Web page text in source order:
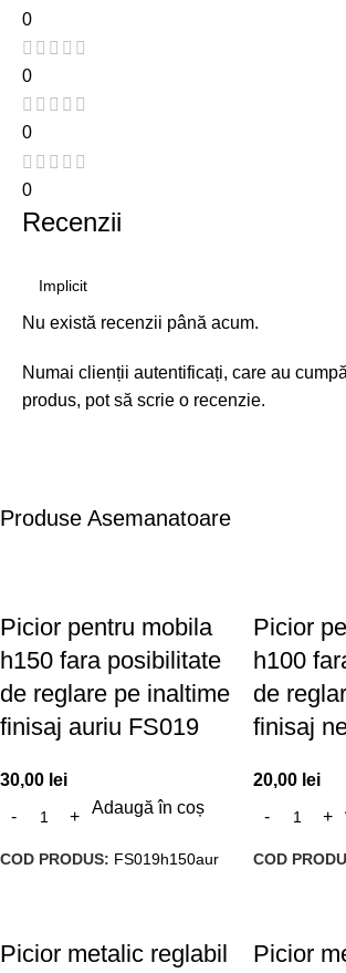
0
0
0
0
Recenzii
Nu există recenzii până acum.
Numai clienții autentificați, care au
produs, pot să scrie o recenzie.
Produse Asemanatoare
Picior pentru mobila
h150 fara posibilitate
de reglare pe inaltime
finisaj auriu FS019
30,00 lei
Adaugă în coș
COD PRODUS: FS019h150aur
Picior
h100
de
finisaj
20,00 lei
COD
Picior metalic reglabil
Picior